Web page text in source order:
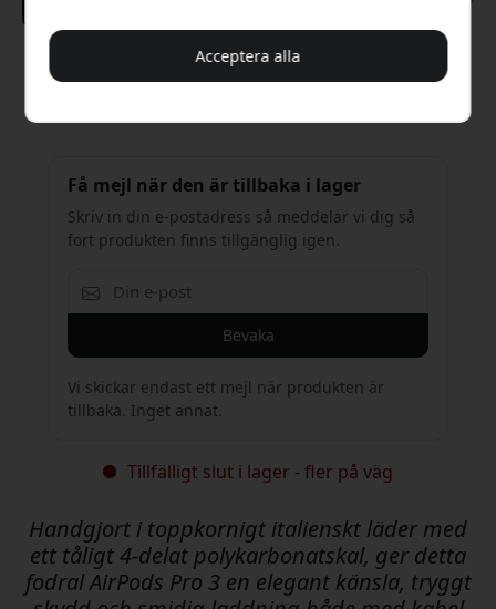
Rekommenderat pris
Få mejl när den är tillbaka i lager
Skriv in din e-postadress så meddelar vi dig så
fort produkten finns tillgänglig igen.
Bevaka
Vi skickar endast ett mejl när produkten är
tillbaka. Inget annat.
Tillfälligt slut i lager - fler på väg
Handgjort i toppkornigt italienskt läder med
ett tåligt 4-delat polykarbonatskal, ger detta
fodral AirPods Pro 3 en elegant känsla, tryggt
Acceptera alla